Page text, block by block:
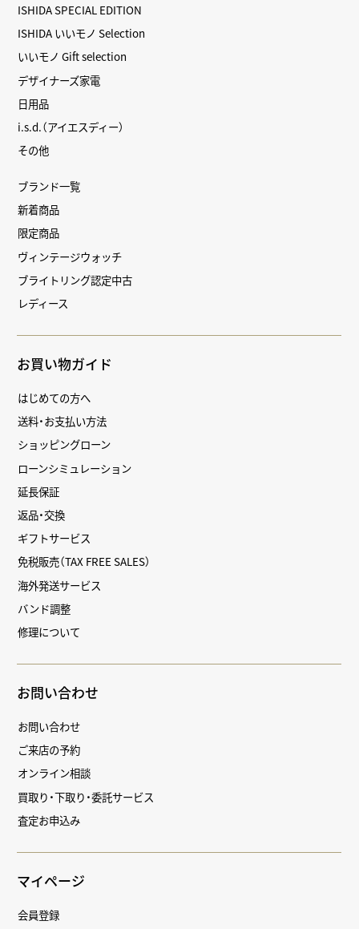
ISHIDA SPECIAL EDITION
ISHIDA いいモノ Selection
いいモノ Gift selection
デザイナーズ家電
日用品
i.s.d.（アイエスディー）
その他
ブランド一覧
新着商品
限定商品
ヴィンテージウォッチ
ブライトリング認定中古
レディース
お買い物ガイド
はじめての方へ
送料・お支払い方法
ショッピングローン
ローンシミュレーション
延長保証
返品・交換
ギフトサービス
免税販売（TAX FREE SALES）
海外発送サービス
バンド調整
修理について
お問い合わせ
お問い合わせ
ご来店の予約
オンライン相談
買取り・下取り・委託サービス
査定お申込み
マイページ
会員登録